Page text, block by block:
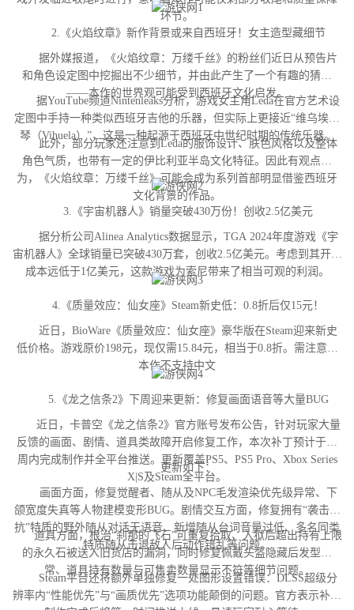
环节。
2.《火焰纹章》新作背景或来自西班牙！女主造型藏细节
据外媒报道，《火焰纹章：万缕千丝》的粉丝们近日从预告片
和角色设定图中挖掘出不少细节，并由此产生了一个有趣的猜测
——本作的世界观可能受到西班牙文化启发。
据YouTube频道Nintenleaks分析，游戏女主角Leda在官方艺术设
定图中手持一种类似西班牙吉他的乐器，但实际上更接近“维乌埃拉
琴（Vihuela）”，这是一种起源于西班牙中世纪时期的传统乐器。
此外，部分玩家还注意到Leda的服饰设计、肤色风格以及整体
角色气质，也带有一定的伊比利亚半岛文化特征。因此有观点认
为，《火焰纹章：万缕千丝》可能会成为系列首部明显借鉴西班牙
文化背景的作品。
3.《宇宙机器人》销量突破430万份！创收2.5亿美元
据分析公司Alinea Analytics数据显示，TGA 2024年度游戏《宇
宙机器人》全球销量已突破430万套，创收2.5亿美元。考虑到其开发
成本远低于1亿美元，这款游戏为索尼带来了相当可观的利润。
4.《质量效应：仙女座》Steam新史低：0.8折后仅15元！
近日，BioWare《质量效应：仙女座》豪华版在Steam迎来新史
低价格。游戏原价198元，现仅需15.84元，相当于0.8折。需注意，
本作不支持中文
5.《龙之信条2》下周迎来更新：修复画面语音等大量BUG
近日，卡普空《龙之信条2》官方账号发布公告，针对玩家大量
反馈的画面、剧情、道具类故障开启修复工作，本次补丁预计于下
周内完成制作并全平台推送。更新覆盖PS5、PS5 Pro、Xbox Series
X|S及Steam全平台。
更新如下：
画面方面，修复觉醒者、随从及NPC毛发渲染优先级异常、下
颌宽度失真等人物建模变形BUG。剧情交互方面，修复拥有“袭击对
抗”特质的野外随从对话无语音、新增随从台词音量过低、多名同类
特质随从击退敌人后动作错乱等问题。
道具方面，根治“刹那的飞石”可重复拾取、入狱后超出持有上限
的永久石被送入旧货店的漏洞，同时修复佩戴头盔隐藏后发型异
常、道具持有数量与可售卖数量显示不符等细节问题。
Steam平台还将额外单独修复一处图形设置错误：DLSS超级分
辨率内“性能优先”与“画质优先”选项功能颠倒的问题。官方表示补丁